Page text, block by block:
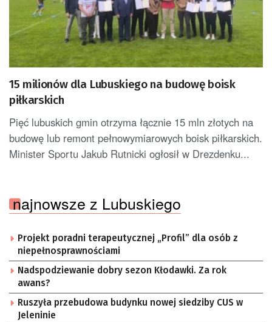
15 milionów dla Lubuskiego na budowę boisk
piłkarskich
Pięć lubuskich gmin otrzyma łącznie 15 mln złotych na
budowę lub remont pełnowymiarowych boisk piłkarskich.
Minister Sportu Jakub Rutnicki ogłosił w Drezdenku...
najnowsze z Lubuskiego
Projekt poradni terapeutycznej „Profil” dla osób z
niepełnosprawnościami
Nadspodziewanie dobry sezon Kłodawki. Za rok
awans?
Ruszyła przebudowa budynku nowej siedziby CUS w
Jeleninie